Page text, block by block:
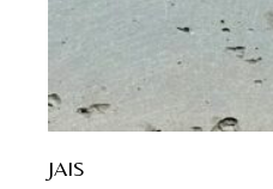
JAIS